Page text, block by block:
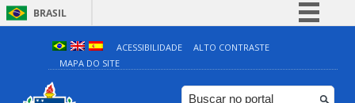
BRASIL
Simplifique!
Comunica BR
Participe
ACESSIBILIDADE
ALTO CONTRASTE
MAPA DO SITE